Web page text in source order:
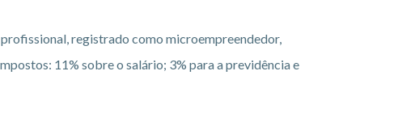
registrado como microempreendedor,
11% sobre o salário; 3% para a previdência e